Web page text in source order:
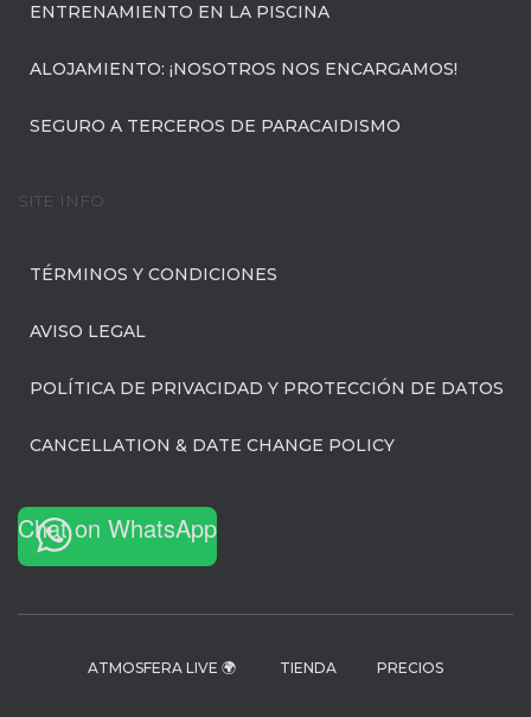
ENTRENAMIENTO EN LA PISCINA
ALOJAMIENTO: ¡NOSOTROS NOS ENCARGAMOS!
SEGURO A TERCEROS DE PARACAIDISMO
SITE INFO
TÉRMINOS Y CONDICIONES
AVISO LEGAL
POLÍTICA DE PRIVACIDAD Y PROTECCIÓN DE DATOS
CANCELLATION & DATE CHANGE POLICY
Chat on WhatsApp
ATMOSFERA LIVE 🌍 TIENDA PRECIOS